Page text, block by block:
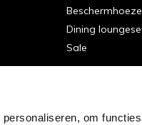
om
Dining
Sale